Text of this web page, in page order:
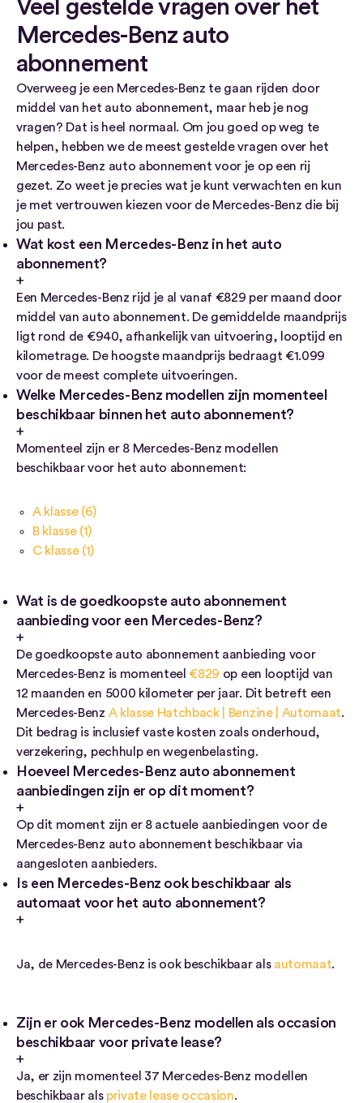
Veel gestelde vragen over het
Mercedes-Benz auto
abonnement
Overweeg je een Mercedes-Benz te gaan rijden door
middel van het auto abonnement, maar heb je nog
vragen? Dat is heel normaal. Om jou goed op weg te
helpen, hebben we de meest gestelde vragen over het
Mercedes-Benz auto abonnement voor je op een rij
gezet. Zo weet je precies wat je kunt verwachten en kun
je met vertrouwen kiezen voor de Mercedes-Benz die bij
jou past.
Wat kost een Mercedes-Benz in het auto
abonnement?
Een Mercedes-Benz rijd je al vanaf €829 per maand door
middel van auto abonnement. De gemiddelde maandprijs
ligt rond de €940, afhankelijk van uitvoering, looptijd en
kilometrage. De hoogste maandprijs bedraagt €1.099
voor de meest complete uitvoeringen.
Welke Mercedes-Benz modellen zijn momenteel
beschikbaar binnen het auto abonnement?
Momenteel zijn er 8 Mercedes-Benz modellen
beschikbaar voor het auto abonnement:
A klasse (6)
B klasse (1)
C klasse (1)
Wat is de goedkoopste auto abonnement
aanbieding voor een Mercedes-Benz?
De goedkoopste auto abonnement aanbieding voor
Mercedes-Benz is momenteel €829 op een looptijd van
12 maanden en 5000 kilometer per jaar. Dit betreft een
Mercedes-Benz A klasse Hatchback | Benzine | Automaat.
Dit bedrag is inclusief vaste kosten zoals onderhoud,
verzekering, pechhulp en wegenbelasting.
Hoeveel Mercedes-Benz auto abonnement
aanbiedingen zijn er op dit moment?
Op dit moment zijn er 8 actuele aanbiedingen voor de
Mercedes-Benz auto abonnement beschikbaar via
aangesloten aanbieders.
Is een Mercedes-Benz ook beschikbaar als
automaat voor het auto abonnement?
Ja, de Mercedes-Benz is ook beschikbaar als automaat.
Zijn er ook Mercedes-Benz modellen als occasion
beschikbaar voor private lease?
Ja, er zijn momenteel 37 Mercedes-Benz modellen
beschikbaar als private lease occasion.